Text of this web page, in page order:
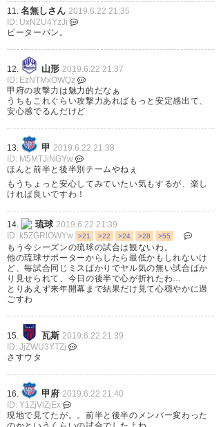
— お～さむ♂熱くなれ🔥
(vfk12_fuji123)
19節 琉球2-5甲府 2失点を先に
喫するものの、まさかまさかの
大逆転、大爆発。 佐藤和、横
谷、ウタカ、森、しまいは内田
の直接FK。 ホーム無双中の琉球
に勝った！！ 大きな勝利。 #vfk
— のおぷらん
(no__pla__n55555)2019, 6月
22
ウタカ‼️ ありがとう🤗 #vfk #熱
くなれhttps://t.co/8MjjbDTSge
— お～さむ♂熱くなれ🔥
11. 名無しさん 2019.6.22 21:35
ID: UxN2U4YzJi
ピーターパン。
12. 山形 2019.6.22 21:37
ID: EzNTMxOWQz
甲府の攻撃力は魅力的だなぁ
うちもこれぐらい攻撃力あればもっと安定感出て、
安心感でるんだけど
13. 甲 2019.6.22 21:38
ID: M5MTJiNGYw
ほんと前半と後半別チームやねぇ
もうちょっと安心してみていたい気もするが、楽し
ければ良いですわ！
14. 琉球 2019.6.22 21:39
ID: k5ZGRlOWYw
>21 >22 >24 >28 >55
もう今シーズンの琉球の試合は観ないわ。
他の琉球サポーターからしたら最低かもしれないけ
ど、毎試合同じミスばかりでヤル気の無い試合ばか
り見せられて、今日の後半で心が折れたわ…
とりあえず来年開幕まで結果だけ見て心穏やかに過
ごすわ
15. 瓦斯 2019.6.22 21:39
ID: JjZWU3YTZj
さすウタ
16. 甲府 2019.6.22 21:40
ID: Y1ZjVlZjEx
現地で見てたが。。前半と後半のメンバー変わった